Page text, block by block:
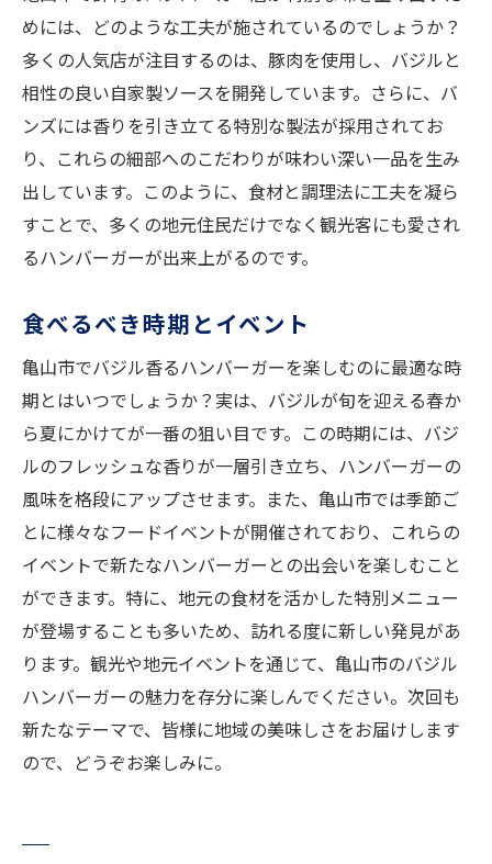
めには、どのような工夫が施されているのでしょうか？
多くの人気店が注目するのは、豚肉を使用し、バジルと
相性の良い自家製ソースを開発しています。さらに、バ
ンズには香りを引き立てる特別な製法が採用されてお
り、これらの細部へのこだわりが味わい深い一品を生み
出しています。このように、食材と調理法に工夫を凝ら
すことで、多くの地元住民だけでなく観光客にも愛され
るハンバーガーが出来上がるのです。
食べるべき時期とイベント
亀山市でバジル香るハンバーガーを楽しむのに最適な時
期とはいつでしょうか？実は、バジルが旬を迎える春か
ら夏にかけてが一番の狙い目です。この時期には、バジ
ルのフレッシュな香りが一層引き立ち、ハンバーガーの
風味を格段にアップさせます。また、亀山市では季節ご
とに様々なフードイベントが開催されており、これらの
イベントで新たなハンバーガーとの出会いを楽しむこと
ができます。特に、地元の食材を活かした特別メニュー
が登場することも多いため、訪れる度に新しい発見があ
ります。観光や地元イベントを通じて、亀山市のバジル
ハンバーガーの魅力を存分に楽しんでください。次回も
新たなテーマで、皆様に地域の美味しさをお届けします
ので、どうぞお楽しみに。